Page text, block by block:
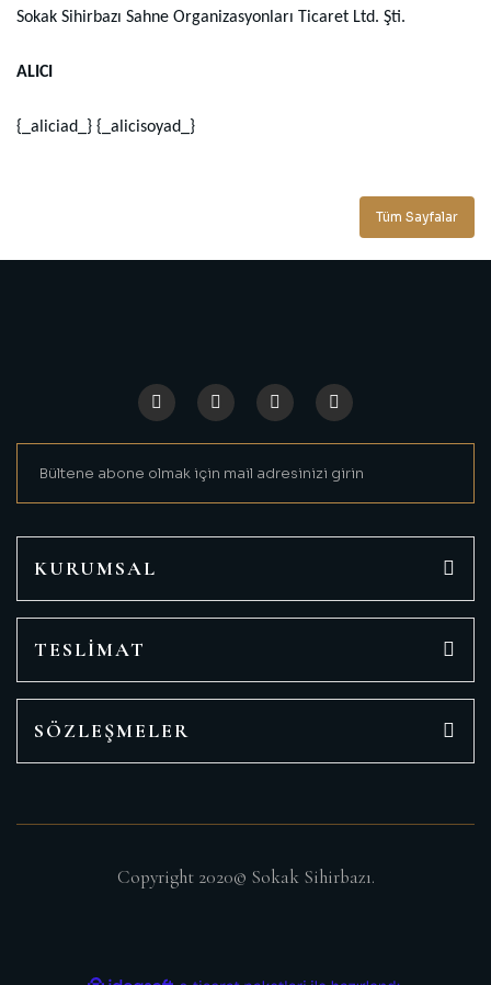
Sokak Sihirbazı Sahne Organizasyonları Ticaret Ltd. Şti.
ALICI
{_aliciad_} {_alicisoyad_}
Tüm Sayfalar
KURUMSAL
TESLİMAT
SÖZLEŞMELER
Copyright 2020© Sokak Sihirbazı.